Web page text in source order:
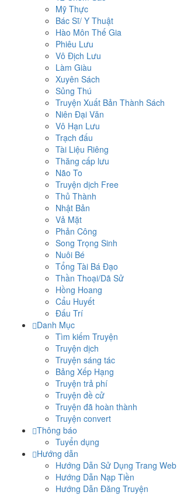
Mỹ Thực
Bác Sĩ/ Y Thuật
Hào Môn Thế Gia
Phiêu Lưu
Vô Địch Lưu
Làm Giàu
Xuyên Sách
Sủng Thú
Truyện Xuất Bản Thành Sách
Niên Đại Văn
Vô Hạn Lưu
Trạch đấu
Tài Liệu Riêng
Thăng cấp lưu
Não To
Truyện dịch Free
Thủ Thành
Nhật Bản
Vả Mặt
Phản Công
Song Trọng Sinh
Nuôi Bé
Tổng Tài Bá Đạo
Thần Thoại/Dã Sử
Hồng Hoang
Cẩu Huyết
Đấu Trí
Danh Mục
Tìm kiếm Truyện
Truyện dịch
Truyện sáng tác
Bảng Xếp Hạng
Truyện trả phí
Truyện đề cử
Truyện đã hoàn thành
Truyện convert
Thông báo
Tuyển dụng
Hướng dẫn
Hướng Dẫn Sử Dụng Trang Web
Hướng Dẫn Nạp Tiền
Hướng Dẫn Đăng Truyện